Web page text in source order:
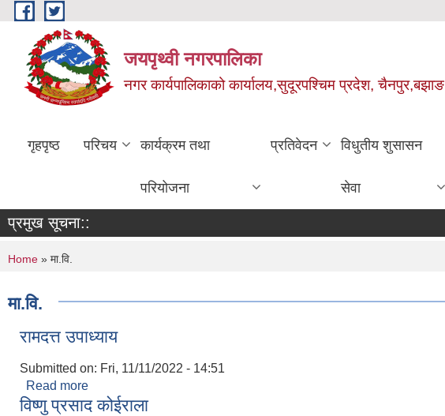
Skip to main content
जयपृथ्वी नगरपालिका
नगर कार्यपालिकाको कार्यालय,सुदूरपश्चिम प्रदेश, चैनपुर,बझाङ
गृहपृष्ठ परिचय कार्यक्रम तथा
परियोजना
प्रतिवेदन विधुतीय शुसासन
सेवा
प्रमुख सूचना::
You are here
Home » मा.वि.
मा.वि.
रामदत्त उपाध्याय
Submitted on: Fri, 11/11/2022 - 14:51
Read more
विष्णु प्रसाद कोईराला